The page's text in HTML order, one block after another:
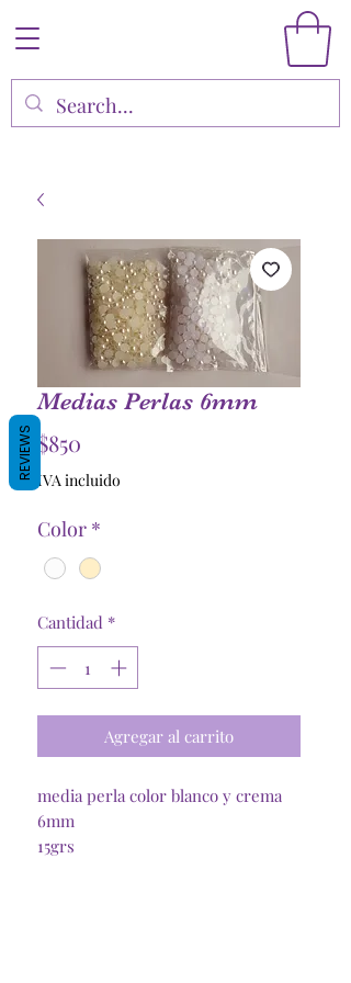
Medias Perlas 6mm
$850
IVA incluido
Color *
Cantidad *
Agregar al carrito
media perla color blanco y crema
6mm
15grs
REVIEWS